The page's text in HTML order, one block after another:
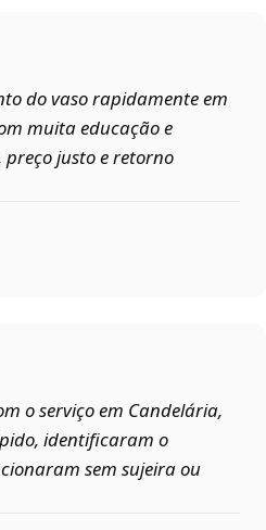
do vaso rapidamente em
muita educação e
preço justo e retorno
o serviço em Candelária,
identificaram o
sem sujeira ou